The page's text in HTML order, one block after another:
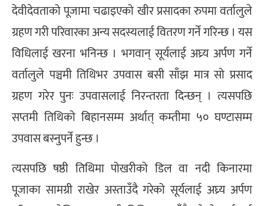
देवीदेवताको पूजामा चढाइएको खीर प्रसादका रुपमा वर्तालुले
ग्रहण गरी परिवारका अन्य सदस्यलाई वितरण गर्ने गरिन्छ । यस
विधिलाई खरना भनिन्छ । भगवान् सूर्यलाई अघ्र्य अर्पण गर्ने
वर्तालुले पञ्चमी तिथिभर उपवास बसी साँझ मात्र सो प्रसाद
ग्रहण गरेर पुनः उपवासलाई निरन्तरता दिन्छन् । त्यसपछि
सप्तमी तिथिको बिहानसम्म अर्थात् कम्तीमा ५० घण्टासम्म
उपवास बस्नुपर्ने हुन्छ ।
त्यसपछि षष्ठी तिथिमा पोखरीको डिल वा नदी किनारमा
पूजाका सामग्री राखेर अस्ताउँदै गरेको सूर्यलाई अघ्र्य अर्पण